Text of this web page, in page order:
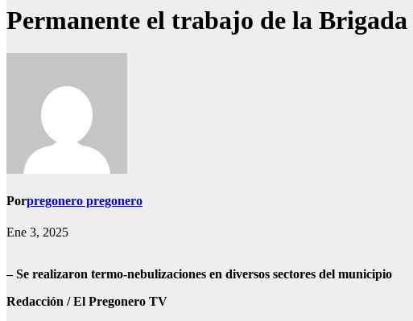
Permanente el trabajo de la
Porpregonero pregonero
Ene 3, 2025
– Se realizaron termo-nebulizaciones en diversos sectores del municipio
Redacción / El Pregonero TV